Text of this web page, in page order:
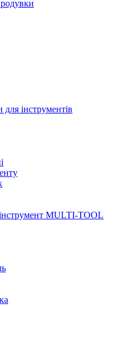
інструментів
MULTI-TOOL